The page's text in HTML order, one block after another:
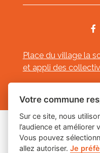
Place du village la
et appli des
Mentions légales
Votre commune
Sur ce site, nous
l’audience et
Vous pouvez
allez autoriser.Je